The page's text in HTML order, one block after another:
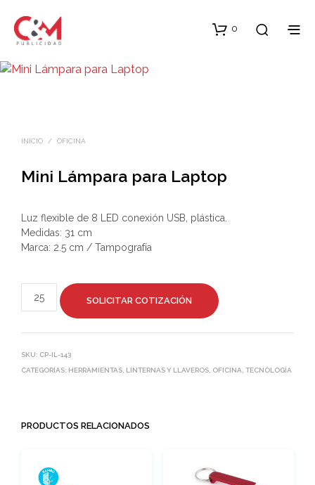
0
INICIO / OFICINA
Mini Lámpara para Laptop
Luz flexible de 8 LED conexión USB, plástica.
Medidas: 31 cm
Marca: 2.5 cm / Tampografía
SOLICITAR COTIZACIÓN
SKU: CP-IL-143
CATEGORÍAS: HERRAMIENTAS, LINTERNAS Y LLAVEROS OFICINA TECNOLOGÍA
PRODUCTOS RELACIONADOS